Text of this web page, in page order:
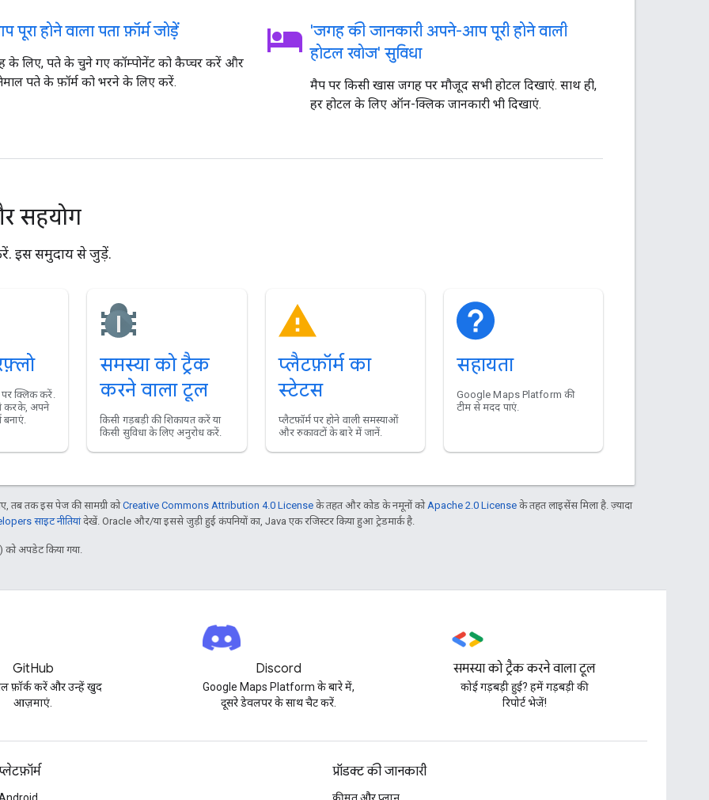
होने वाला पता फ़ॉर्म जोड़ें
के लिए, पते के चुने गए कॉम्पोनेंट को कैप्चर करें और
पते के फ़ॉर्म को भरने के लिए करें.
hotel 'जगह की जानकारी अपने-आप पूरी होने वाली
होटल खोज' सुविधा
मैप पर किसी खास जगह पर मौजूद सभी होटल दिखाएं. साथ ही,
हर होटल के लिए ऑन-क्लिक जानकारी भी दिखाएं.
सहयोग
इस समुदाय से जुड़ें.
पर क्लिक करें.
करके, अपने
बनाएं.
समस्या को ट्रैक
करने वाला टूल
किसी गड़बड़ी की शिकायत करें या
किसी सुविधा के लिए अनुरोध करें.
प्लैटफ़ॉर्म का
स्टेटस
प्लैटफ़ॉर्म पर होने वाली समस्याओं
और रुकावटों के बारे में जानें.
सहायता
Google Maps Platform की
टीम से मदद पाएं.
तब तक इस पेज की सामग्री कोCreative Commons Attribution 4.0 License के तहत और कोड के नमूनों कोApache 2.0 License के तहत लाइसेंस मिला है. ज़्यादा
साइट नीतियांदेखें. Oracle और/या इससे जुड़ी हुई कंपनियों का, Java एक रजिस्टर किया हुआ ट्रेडमार्क है.
को अपडेट किया गया.
GitHub
फ़ॉर्क करें और उन्हें खुद
आज़माएं.
Discord
Google Maps Platform के बारे में,
दूसरे डेवलपर के साथ चैट करें.
समस्या को ट्रैक करने वाला टूल
कोई गड़बड़ी हुई? हमें गड़बड़ी की
रिपोर्ट भेजें!
प्रॉडक्ट की जानकारी